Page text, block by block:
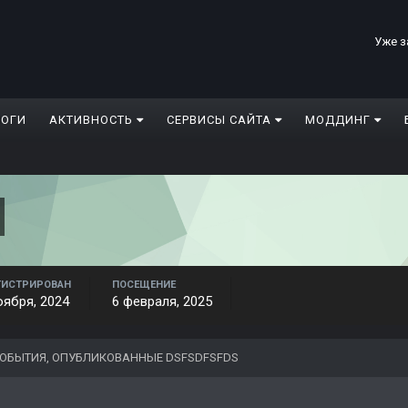
Уже
АКТИВНОСТЬ СЕРВИСЫ САЙТА МОДДИНГ
2024
ПОСЕЩЕНИЕ
6 февраля, 2025
ОПУБЛИКОВАННЫЕ DSFSDFSFDS